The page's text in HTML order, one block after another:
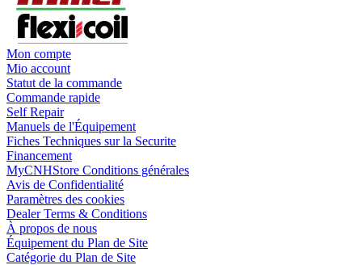
Mon compte
Mio account
Statut de la commande
Commande rapide
Self Repair
Manuels de l'Équipement
Fiches Techniques sur la Securite
Financement
MyCNHStore Conditions générales
Avis de Confidentialité
Paramètres des cookies
Dealer Terms & Conditions
À propos de nous
Équipement du Plan de Site
Catégorie du Plan de Site